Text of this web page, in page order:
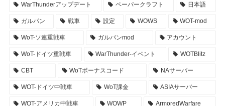
WarThunderアップデート ペーパークラフト 日本語
ガルパン 戦車 設定 WOWS WOT-mod
WoT-ソ連重戦車 ガルパンmod アカウント
WoT-ドイツ重戦車 WarThunder-イベント WOTBlitz
CBT WoTボーナスコード NAサーバー
WOT-ドイツ中戦車 WoT課金 ASIAサーバー
WOT-アメリカ中戦車 WOWP ArmoredWarfare